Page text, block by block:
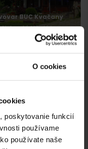
O cookies
poskytovanie funkcií
používame
používate naše
BUC Kvačany
Liptovský Mikuláš
v Hoteli
Liptovský Mikuláš